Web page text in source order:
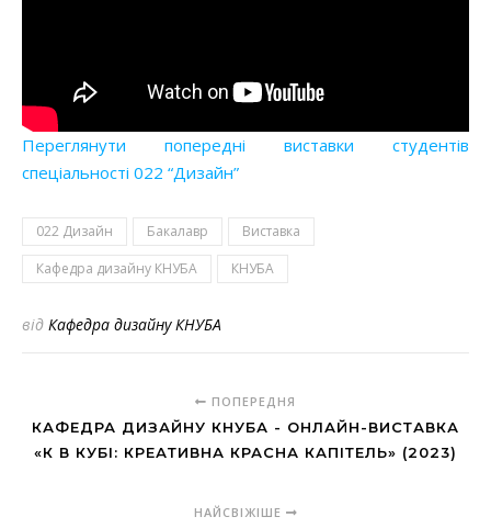
Переглянути попередні виставки студентів
спеціальності 022 “Дизайн”
022 Дизайн Бакалавр
Виставка
Кафедра дизайну КНУБА
КНУБА
від Кафедра дизайну КНУБА
ПОПЕРЕДНЯ
КАФЕДРА ДИЗАЙНУ КНУБА - ОНЛАЙН-ВИСТАВКА
«К В КУБІ: КРЕАТИВНА КРАСНА КАПІТЕЛЬ» (2023)
НАЙСВІЖІШЕ